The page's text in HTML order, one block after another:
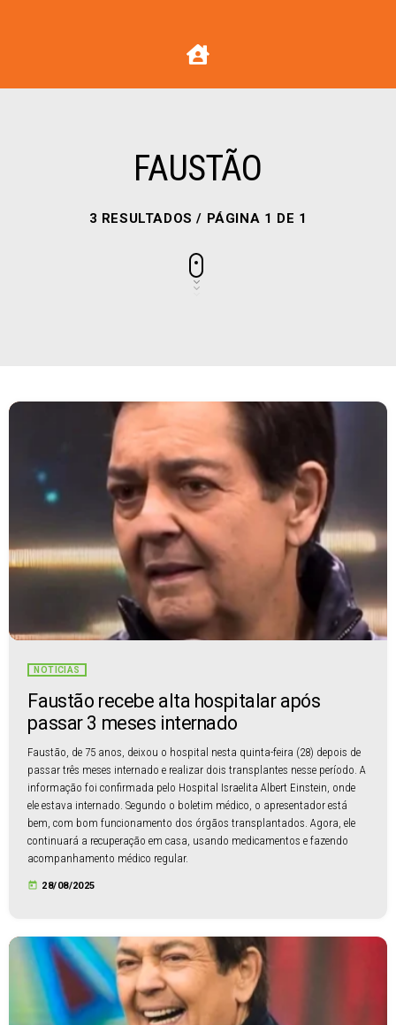
FAUSTÃO
3 RESULTADOS / PÁGINA 1 DE 1
NOTÍCIAS
Faustão recebe alta hospitalar após
passar 3 meses internado
Faustão, de 75 anos, deixou o hospital nesta quinta-feira (28) depois de
passar três meses internado e realizar dois transplantes nesse período. A
informação foi confirmada pelo Hospital Israelita Albert Einstein, onde
ele estava internado. Segundo o boletim médico, o apresentador está
bem, com bom funcionamento dos órgãos transplantados. Agora, ele
continuará a recuperação em casa, usando medicamentos e fazendo
acompanhamento médico regular.
today 28/08/2025